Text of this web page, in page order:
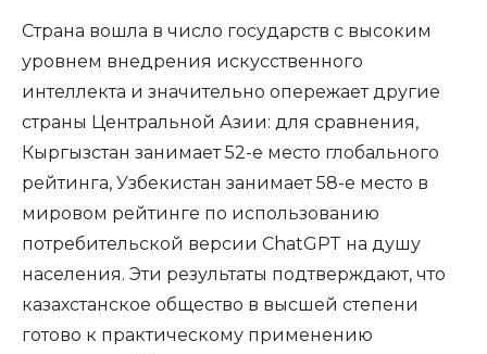
Страна вошла в число государств с высоким
уровнем внедрения искусственного
интеллекта и значительно опережает другие
страны Центральной Азии: для сравнения,
Кыргызстан занимает 52-е место глобального
рейтинга, Узбекистан занимает 58-е место в
мировом рейтинге по использованию
потребительской версии ChatGPT на душу
населения. Эти результаты подтверждают, что
казахстанское общество в высшей степени
готово к практическому применению